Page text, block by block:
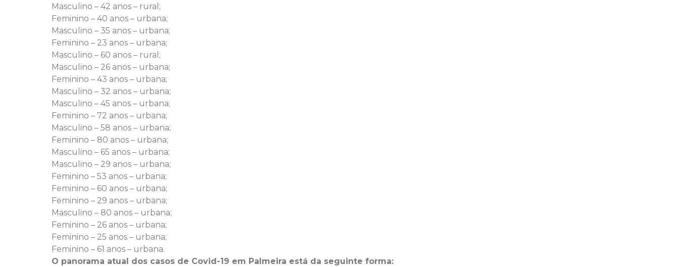
Masculino – 42 anos – rural;
Feminino – 40 anos – urbana;
Masculino – 35 anos – urbana;
Feminino – 23 anos – urbana;
Masculino – 60 anos – rural;
Masculino – 26 anos – urbana;
Feminino – 43 anos – urbana;
Masculino – 32 anos – urbana;
Masculino – 45 anos – urbana;
Feminino – 72 anos – urbana;
Masculino – 58 anos – urbana;
Feminino – 80 anos – urbana;
Masculino – 65 anos – urbana;
Masculino – 29 anos – urbana;
Feminino – 53 anos – urbana;
Feminino – 60 anos – urbana;
Feminino – 29 anos – urbana;
Masculino – 80 anos – urbana;
Feminino – 26 anos – urbana;
Feminino – 25 anos – urbana;
Feminino – 61 anos – urbana.
O panorama atual dos casos de Covid-19 em Palmeira está da seguinte forma: